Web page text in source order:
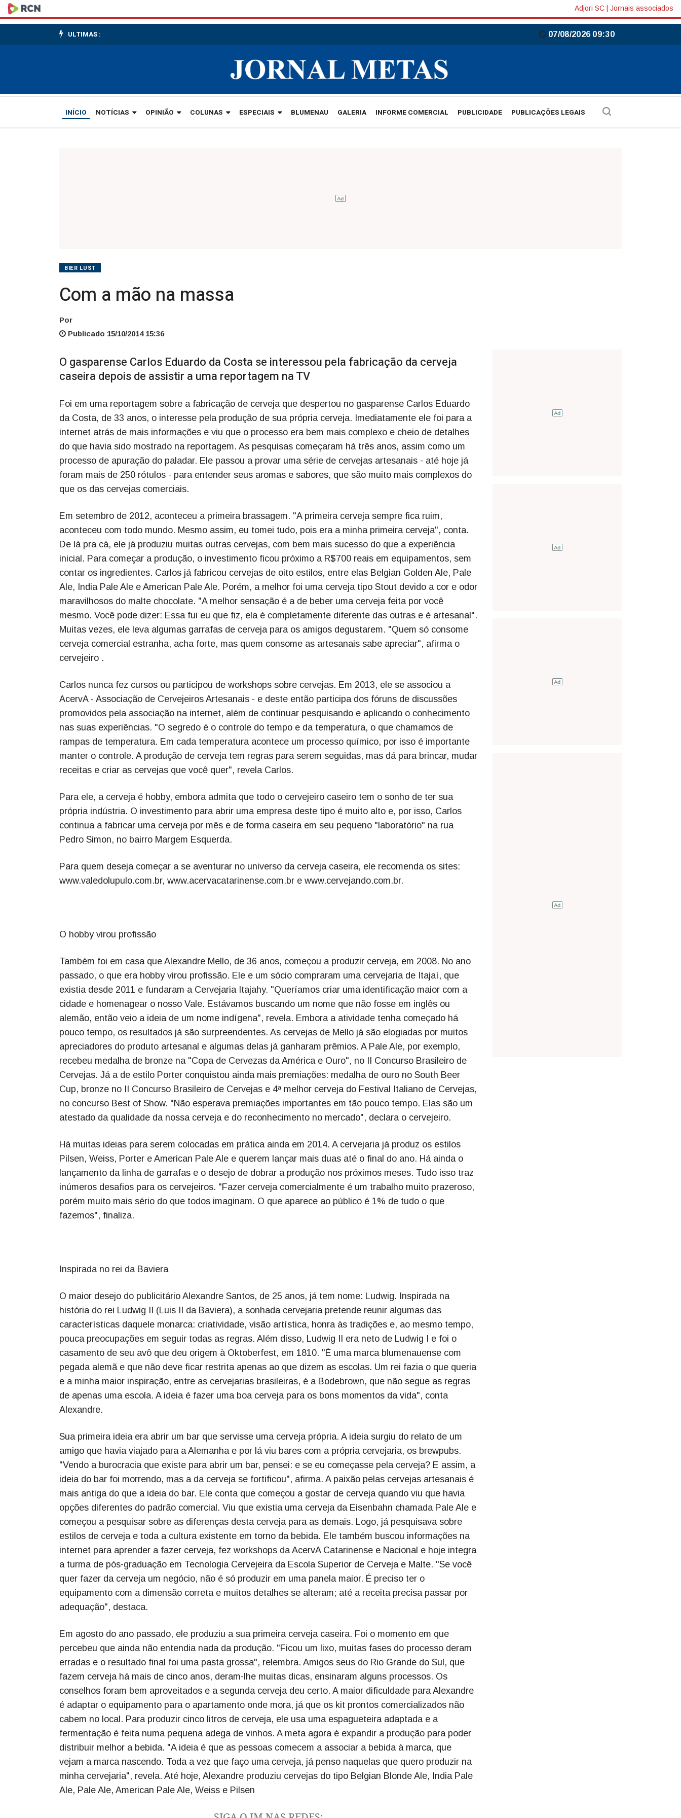
Com
a
mão
massa
Adjori SC Jornais associados
ULTIMAS : 07/08/2026 09:30
INÍCIO NOTÍCIAS OPINIÃO COLUNAS ESPECIAIS BLUMENAU GALERIA INFORME COMERCIAL PUBLICIDADE PUBLICAÇÕES LEGAIS
BIER LUST
Com a mão na massa
Por
Publicado 15/10/2014 15:36
O gasparense Carlos Eduardo da Costa se interessou pela fabricação da cerveja
caseira depois de assistir a uma reportagem na TV
Foi em uma reportagem sobre a fabricação de cerveja que despertou no gasparense Carlos Eduardo
da Costa, de 33 anos, o interesse pela produção de sua própria cerveja. Imediatamente ele foi para a
internet atrás de mais informações e viu que o processo era bem mais complexo e cheio de detalhes
do que havia sido mostrado na reportagem. As pesquisas começaram há três anos, assim como um
processo de apuração do paladar. Ele passou a provar uma série de cervejas artesanais - até hoje já
foram mais de 250 rótulos - para entender seus aromas e sabores, que são muito mais complexos do
que os das cervejas comerciais.
Em setembro de 2012, aconteceu a primeira brassagem. "A primeira cerveja sempre fica ruim,
aconteceu com todo mundo. Mesmo assim, eu tomei tudo, pois era a minha primeira cerveja", conta.
De lá pra cá, ele já produziu muitas outras cervejas, com bem mais sucesso do que a experiência
inicial. Para começar a produção, o investimento ficou próximo a R$700 reais em equipamentos, sem
contar os ingredientes. Carlos já fabricou cervejas de oito estilos, entre elas Belgian Golden Ale, Pale
Ale, India Pale Ale e American Pale Ale. Porém, a melhor foi uma cerveja tipo Stout devido a cor e odor
maravilhosos do malte chocolate. "A melhor sensação é a de beber uma cerveja feita por você
mesmo. Você pode dizer: Essa fui eu que fiz, ela é completamente diferente das outras e é artesanal".
Muitas vezes, ele leva algumas garrafas de cerveja para os amigos degustarem. "Quem só consome
cerveja comercial estranha, acha forte, mas quem consome as artesanais sabe apreciar", afirma o
cervejeiro .
Carlos nunca fez cursos ou participou de workshops sobre cervejas. Em 2013, ele se associou a
AcervA - Associação de Cervejeiros Artesanais - e deste então participa dos fóruns de discussões
promovidos pela associação na internet, além de continuar pesquisando e aplicando o conhecimento
nas suas experiências. "O segredo é o controle do tempo e da temperatura, o que chamamos de
rampas de temperatura. Em cada temperatura acontece um processo químico, por isso é importante
manter o controle. A produção de cerveja tem regras para serem seguidas, mas dá para brincar, mudar
receitas e criar as cervejas que você quer", revela Carlos.
Para ele, a cerveja é hobby, embora admita que todo o cervejeiro caseiro tem o sonho de ter sua
própria indústria. O investimento para abrir uma empresa deste tipo é muito alto e, por isso, Carlos
continua a fabricar uma cerveja por mês e de forma caseira em seu pequeno "laboratório" na rua
Pedro Simon, no bairro Margem Esquerda.
Para quem deseja começar a se aventurar no universo da cerveja caseira, ele recomenda os sites:
www.valedolupulo.com.br, www.acervacatarinense.com.br e www.cervejando.com.br.
O hobby virou profissão
Também foi em casa que Alexandre Mello, de 36 anos, começou a produzir cerveja, em 2008. No ano
passado, o que era hobby virou profissão. Ele e um sócio compraram uma cervejaria de Itajaí, que
existia desde 2011 e fundaram a Cervejaria Itajahy. "Queríamos criar uma identificação maior com a
cidade e homenagear o nosso Vale. Estávamos buscando um nome que não fosse em inglês ou
alemão, então veio a ideia de um nome indígena", revela. Embora a atividade tenha começado há
pouco tempo, os resultados já são surpreendentes. As cervejas de Mello já são elogiadas por muitos
apreciadores do produto artesanal e algumas delas já ganharam prêmios. A Pale Ale, por exemplo,
recebeu medalha de bronze na "Copa de Cervezas da América e Ouro", no II Concurso Brasileiro de
Cervejas. Já a de estilo Porter conquistou ainda mais premiações: medalha de ouro no South Beer
Cup, bronze no II Concurso Brasileiro de Cervejas e 4ª melhor cerveja do Festival Italiano de Cervejas,
no concurso Best of Show. "Não esperava premiações importantes em tão pouco tempo. Elas são um
atestado da qualidade da nossa cerveja e do reconhecimento no mercado", declara o cervejeiro.
Há muitas ideias para serem colocadas em prática ainda em 2014. A cervejaria já produz os estilos
Pilsen, Weiss, Porter e American Pale Ale e querem lançar mais duas até o final do ano. Há ainda o
lançamento da linha de garrafas e o desejo de dobrar a produção nos próximos meses. Tudo isso traz
inúmeros desafios para os cervejeiros. "Fazer cerveja comercialmente é um trabalho muito prazeroso,
porém muito mais sério do que todos imaginam. O que aparece ao público é 1% de tudo o que
fazemos", finaliza.
Inspirada no rei da Baviera
O maior desejo do publicitário Alexandre Santos, de 25 anos, já tem nome: Ludwig. Inspirada na
história do rei Ludwig II (Luis II da Baviera), a sonhada cervejaria pretende reunir algumas das
características daquele monarca: criatividade, visão artística, honra às tradições e, ao mesmo tempo,
pouca preocupações em seguir todas as regras. Além disso, Ludwig II era neto de Ludwig I e foi o
casamento de seu avô que deu origem à Oktoberfest, em 1810. "É uma marca blumenauense com
pegada alemã e que não deve ficar restrita apenas ao que dizem as escolas. Um rei fazia o que queria
e a minha maior inspiração, entre as cervejarias brasileiras, é a Bodebrown, que não segue as regras
de apenas uma escola. A ideia é fazer uma boa cerveja para os bons momentos da vida", conta
Alexandre.
Sua primeira ideia era abrir um bar que servisse uma cerveja própria. A ideia surgiu do relato de um
amigo que havia viajado para a Alemanha e por lá viu bares com a própria cervejaria, os brewpubs.
"Vendo a burocracia que existe para abrir um bar, pensei: e se eu começasse pela cerveja? E assim, a
ideia do bar foi morrendo, mas a da cerveja se fortificou", afirma. A paixão pelas cervejas artesanais é
mais antiga do que a ideia do bar. Ele conta que começou a gostar de cerveja quando viu que havia
opções diferentes do padrão comercial. Viu que existia uma cerveja da Eisenbahn chamada Pale Ale e
começou a pesquisar sobre as diferenças desta cerveja para as demais. Logo, já pesquisava sobre
estilos de cerveja e toda a cultura existente em torno da bebida. Ele também buscou informações na
internet para aprender a fazer cerveja, fez workshops da AcervA Catarinense e Nacional e hoje integra
a turma de pós-graduação em Tecnologia Cervejeira da Escola Superior de Cerveja e Malte. "Se você
quer fazer da cerveja um negócio, não é só produzir em uma panela maior. É preciso ter o
equipamento com a dimensão correta e muitos detalhes se alteram; até a receita precisa passar por
adequação", destaca.
Em agosto do ano passado, ele produziu a sua primeira cerveja caseira. Foi o momento em que
percebeu que ainda não entendia nada da produção. "Ficou um lixo, muitas fases do processo deram
erradas e o resultado final foi uma pasta grossa", relembra. Amigos seus do Rio Grande do Sul, que
fazem cerveja há mais de cinco anos, deram-lhe muitas dicas, ensinaram alguns processos. Os
conselhos foram bem aproveitados e a segunda cerveja deu certo. A maior dificuldade para Alexandre
é adaptar o equipamento para o apartamento onde mora, já que os kit prontos comercializados não
cabem no local. Para produzir cinco litros de cerveja, ele usa uma espagueteira adaptada e a
fermentação é feita numa pequena adega de vinhos. A meta agora é expandir a produção para poder
distribuir melhor a bebida. "A ideia é que as pessoas comecem a associar a bebida à marca, que
vejam a marca nascendo. Toda a vez que faço uma cerveja, já penso naquelas que quero produzir na
minha cervejaria", revela. Até hoje, Alexandre produziu cervejas do tipo Belgian Blonde Ale, India Pale
Ale, Pale Ale, American Pale Ale, Weiss e Pilsen